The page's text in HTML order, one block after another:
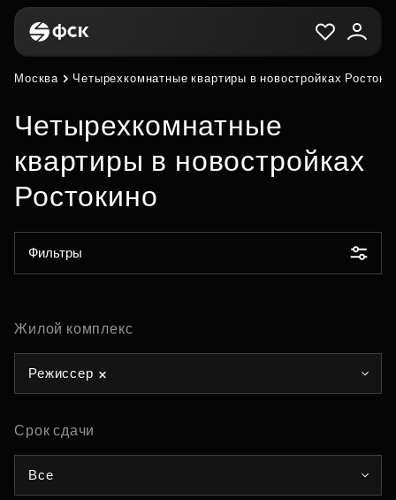
Москва Четырехкомнатные квартиры в новостройках
Четырехкомнатные
квартиры в новостройках
Ростокино
Фильтры
Жилой комплекс
Режиссер
Срок сдачи
Все